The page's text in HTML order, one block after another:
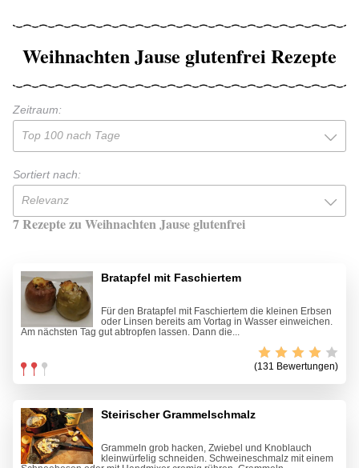
Weihnachten Jause glutenfrei Rezepte
Zeitraum:
Top 100 nach Tage
Sortiert nach:
Relevanz
7 Rezepte zu Weihnachten Jause glutenfrei
Bratapfel mit Faschiertem
Für den Bratapfel mit Faschiertem die kleinen Erbsen
oder Linsen bereits am Vortag in Wasser einweichen.
Am nächsten Tag gut abtropfen lassen. Dann die...
(131 Bewertungen)
Steirischer Grammelschmalz
Grammeln grob hacken, Zwiebel und Knoblauch
kleinwürfelig schneiden. Schweineschmalz mit einem